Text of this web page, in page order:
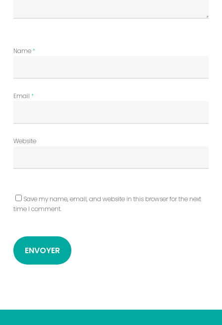
Name*
Email *
Website
Save my name, email, and website in this browser for the next
time I comment.